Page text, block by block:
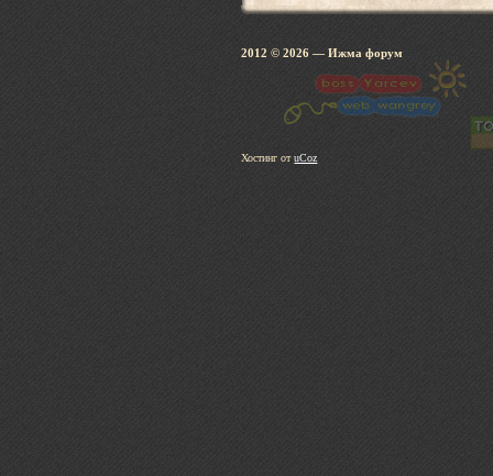
2012 © 2026 — Ижма
Хостинг отuCoz